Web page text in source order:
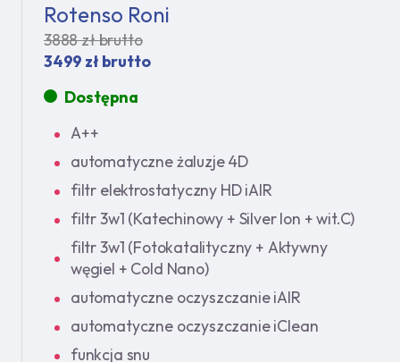
Rotenso Roni
3888 zł brutto
3499 zł brutto
Dostępna
A++
automatyczne żaluzje 4D
filtr elektrostatyczny HD iAIR
filtr 3w1 (Katechinowy + Silver Ion + wit.C)
filtr 3w1 (Fotokatalityczny + Aktywny
węgiel + Cold Nano)
automatyczne oczyszczanie iAIR
automatyczne oczyszczanie iClean
funkcja snu